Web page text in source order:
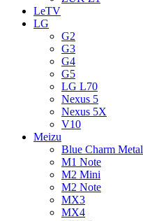
LeTV
LG
G2
G3
G4
G5
LG L70
Nexus 5
Nexus 5X
V10
Meizu
Blue Charm Metal
M1 Note
M2 Mini
M2 Note
MX3
MX4